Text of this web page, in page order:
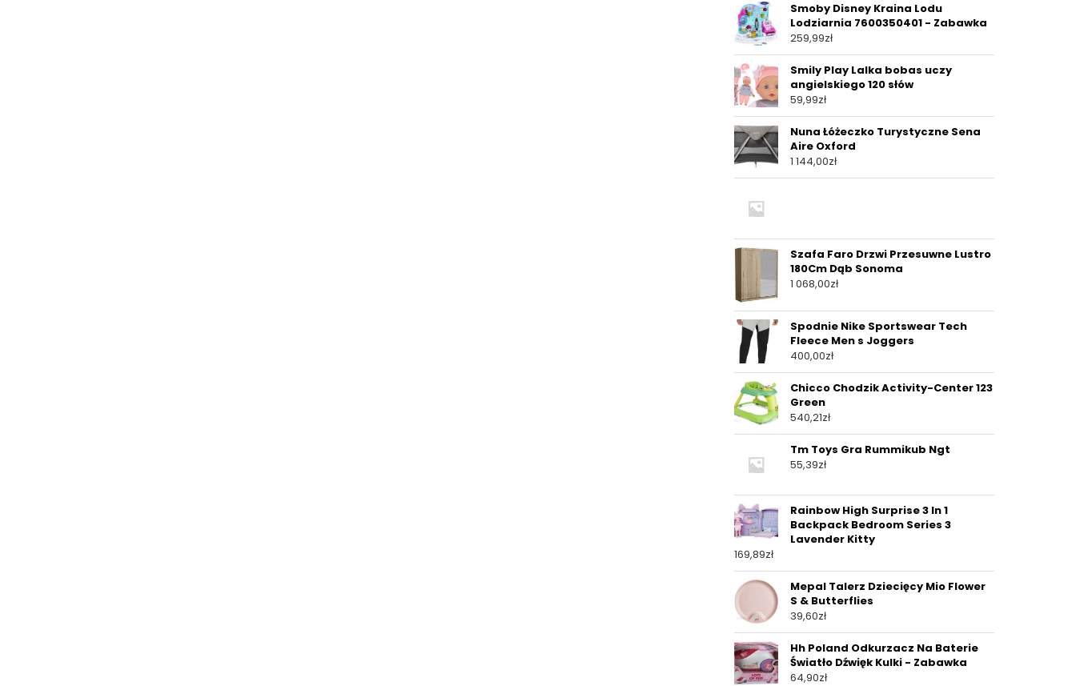
Smoby Disney Kraina Lodu
Lodziarnia 7600350401 - Zabawka
259,99zł
Smily Play Lalka bobas uczy
angielskiego 120 słów
59,99zł
Nuna Łóżeczko Turystyczne Sena
Aire Oxford
1 144,00zł
Szafa Faro Drzwi Przesuwne Lustro
180Cm Dąb Sonoma
1 068,00zł
Spodnie Nike Sportswear Tech
Fleece Men s Joggers
400,00zł
Chicco Chodzik Activity-Center 123
Green
540,21zł
Tm Toys Gra Rummikub Ngt
55,39zł
Rainbow High Surprise 3 In 1
Backpack Bedroom Series 3
Lavender Kitty
169,89zł
Mepal Talerz Dziecięcy Mio Flower
S & Butterflies
39,60zł
Hh Poland Odkurzacz Na Baterie
Światło Dźwięk Kulki - Zabawka
64,90zł